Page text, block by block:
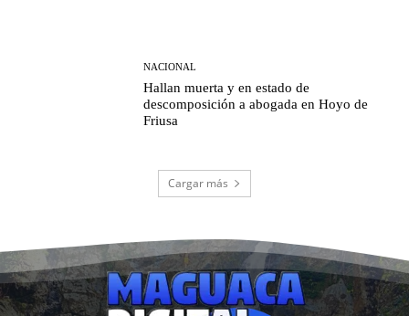
NACIONAL
Hallan muerta y en estado de
descomposición a abogada en Hoyo de
Friusa
Cargar más